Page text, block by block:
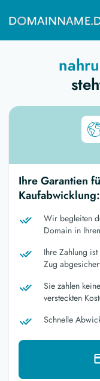
Ihre Garantien
Kaufabwicklung:
Wir begleiten
Domain in
Ihre Zahlung
Zug
Sie zahlen
versteckten
Schnelle